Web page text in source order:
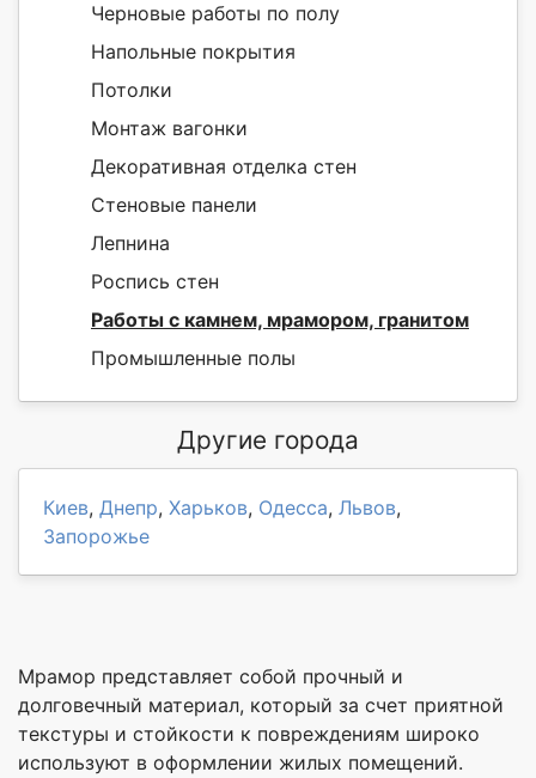
Черновые работы по полу
Напольные покрытия
Потолки
Монтаж вагонки
Декоративная отделка стен
Стеновые панели
Лепнина
Роспись стен
Работы с камнем, мрамором, гранитом
Промышленные полы
Другие города
Киев, Днепр, Харьков, Одесса, Львов,
Запорожье
Мрамор представляет собой прочный и
долговечный материал, который за счет приятной
текстуры и стойкости к повреждениям широко
используют в оформлении жилых помещений.